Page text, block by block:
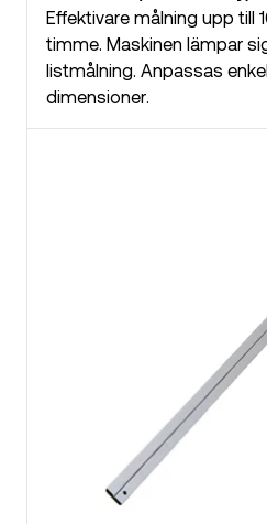
Effektivare målning upp till
timme. Maskinen lämpar
listmålning. Anpassas
dimensioner.